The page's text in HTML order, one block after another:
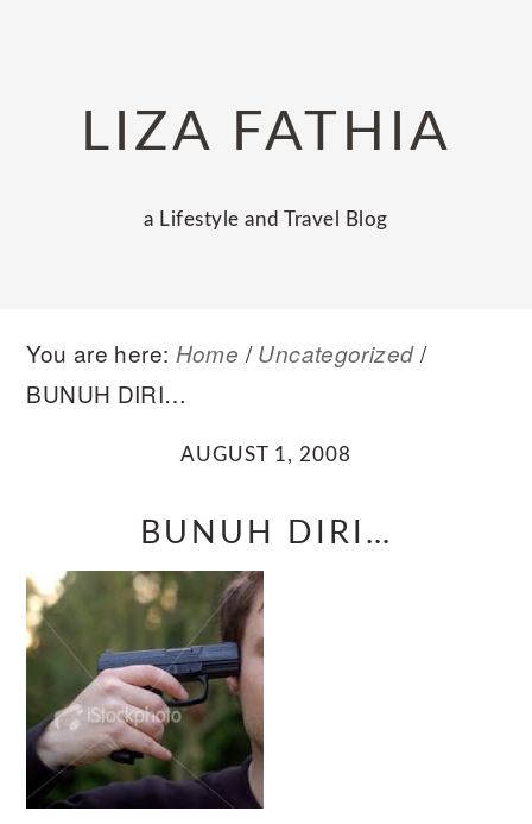
navigationLIZA FATHIA
a Lifestyle and Travel Blog
You are here: Home / Uncategorized /
BUNUH DIRI…
AUGUST 1, 2008
BUNUH DIRI…